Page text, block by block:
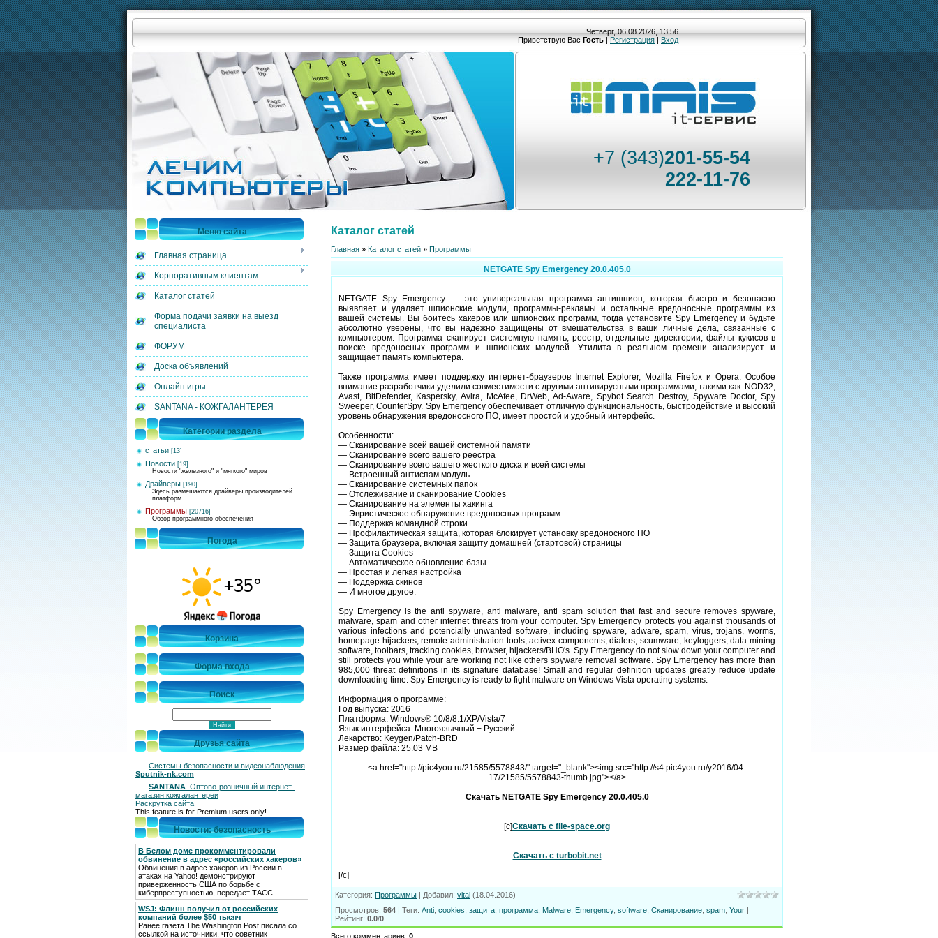
Четверг, 06.08.2026, 13:56
Приветствую Вас Гость | Регистрация | Вход
+7 (343)201-55-54
222-11-76
Меню сайта
Главная страница
Корпоративным клиентам
Каталог статей
Форма подачи заявки на выезд
специалиста
ФОРУМ
Доска объявлений
Онлайн игры
SANTANA - КОЖГАЛАНТЕРЕЯ
Категории раздела
статьи [13]
Новости [19]
Новости "железного" и "мягкого" миров
Драйверы [190]
Здесь размешаются драйверы производителей
платформ
Программы [20716]
Обзор программного обеспечения
Погода
Корзина
Форма входа
Поиск
Друзья сайта
Системы безопасности и видеонаблюдения
Sputnik-nk.com
SANTANA . Оптово-розничный интернет-
магазин кожгалантереи
Раскрутка сайта
This feature is for Premium users only!
Новости: безопасность
В Белом доме прокомментировали
обвинение в адрес «российских хакеров»
Обвинения в адрес хакеров из России в
атаках на Yahoo! демонстрируют
приверженность США по борьбе с
киберпреступностью, передает ТАСС.
WSJ: Флинн получил от российских
компаний более $50 тысяч
Ранее газета The Washington Post писала со
ссылкой на источники, что советник
Каталог статей
Главная » Каталог статей » Программы
NETGATE Spy Emergency 20.0.405.0
NETGATE Spy Emergency — это универсальная программа антишпион, которая быстро и безопасно
выявляет и удаляет шпионские модули, программы-рекламы и остальные вредоносные программы из
вашей системы. Вы боитесь хакеров или шпионских программ, тогда установите Spy Emergency и будьте
абсолютно уверены, что вы надёжно защищены от вмешательства в ваши личные дела, связанные с
компьютером. Программа сканирует системную память, реестр, отдельные директории, файлы кукисов в
поиске вредоносных программ и шпионских модулей. Утилита в реальном времени анализирует и
защищает память компьютера.
Также программа имеет поддержку интернет-браузеров Internet Explorer, Mozilla Firefox и Opera. Особое
внимание разработчики уделили совместимости с другими антивирусными программами, такими как: NOD32,
Avast, BitDefender, Kaspersky, Avira, McAfee, DrWeb, Ad-Aware, Spybot Search Destroy, Spyware Doctor, Spy
Sweeper, CounterSpy. Spy Emergency обеспечивает отличную функциональность, быстродействие и высокий
уровень обнаружения вредоносного ПО, имеет простой и удобный интерфейс.
Особенности:
— Сканирование всей вашей системной памяти
— Сканирование всего вашего реестра
— Сканирование всего вашего жесткого диска и всей системы
— Встроенный антиспам модуль
— Сканирование системных папок
— Отслеживание и сканирование Cookies
— Сканирование на элементы хакинга
— Эвристическое обнаружение вредоносных программ
— Поддержка командной строки
— Профилактическая защита, которая блокирует установку вредоносного ПО
— Защита браузера, включая защиту домашней (стартовой) страницы
— Защита Cookies
— Автоматическое обновление базы
— Простая и легкая настройка
— Поддержка скинов
— И многое другое.
Spy Emergency is the anti spyware, anti malware, anti spam solution that fast and secure removes spyware,
malware, spam and other internet threats from your computer. Spy Emergency protects you against thousands of
various infections and potencially unwanted software, including spyware, adware, spam, virus, trojans, worms,
homepage hijackers, remote administration tools, activex components, dialers, scumware, keyloggers, data mining
software, toolbars, tracking cookies, browser, hijackers/BHO's. Spy Emergency do not slow down your computer and
still protects you while your are working not like others spyware removal software. Spy Emergency has more than
985,000 threat definitions in its signature database! Small and regular definition updates greatly reduce update
downloading time. Spy Emergency is ready to fight malware on Windows Vista operating systems.
Информация о программе:
Год выпуска: 2016
Платформа: Windows® 10/8/8.1/XP/Vista/7
Язык интерфейса: Многоязычный + Русский
Лекарство: Keygen/Patch-BRD
Размер файла: 25.03 MB
<a href="http://pic4you.ru/21585/5578843/" target="_blank"><img src="http://s4.pic4you.ru/y2016/04-
17/21585/5578843-thumb.jpg"></a>
Скачать NETGATE Spy Emergency 20.0.405.0
[c]Скачать с file-space.org
Скачать с turbobit.net
[/c]
Категория: Программы Добавил: vital (18.04.2016)
Просмотров: 564 Теги: Anti cookies защита программа Malware Emergency, software Сканирование spam Your
Рейтинг: 0.0/0
Всего комментариев: 0